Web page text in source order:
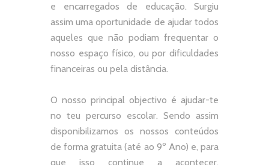
e encarregados de educação. Surgiu
assim uma oportunidade de ajudar todos
aqueles que não podiam frequentar o
nosso espaço físico, ou por dificuldades
financeiras ou pela distância.
O nosso principal objectivo é ajudar-te
no teu percurso escolar. Sendo assim
disponibilizamos os nossos conteúdos
de forma gratuita (até ao 9º Ano) e, para
que isso continue a acontecer,